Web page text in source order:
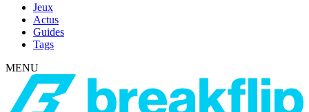
Jeux
Actus
Guides
Tags
MENU